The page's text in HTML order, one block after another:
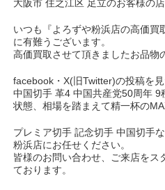
大阪市 住之江区 足立のお客様の
いつも『よろずや粉浜店の高価買
に有難うございます。
高価買取させて頂きましたお品物
facebook・X(旧Twitter)の投稿を見
中国切手 革4 中国共産党50周年 9
状態、相場を踏まえて精一杯の
プレミア切手 記念切手 中国切手
粉浜店にお任せください。
皆様のお問い合わせ、ご来店をス
ております。